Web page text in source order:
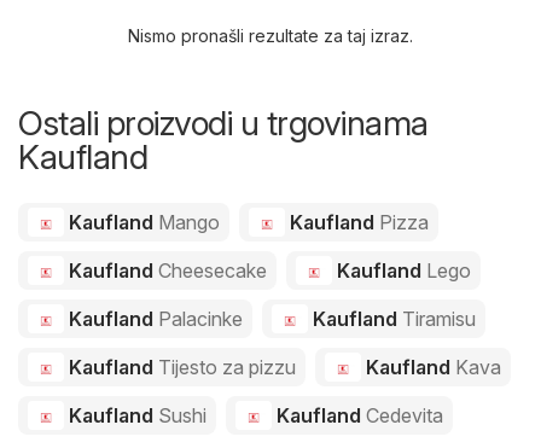
Nismo pronašli rezultate za taj izraz.
Ostali proizvodi u trgovinama
Kaufland
Kaufland Mango Kaufland Pizza
Kaufland Cheesecake Kaufland Lego
Kaufland Palacinke Kaufland Tiramisu
Kaufland Tijesto za pizzu Kaufland Kava
Kaufland Sushi Kaufland Cedevita